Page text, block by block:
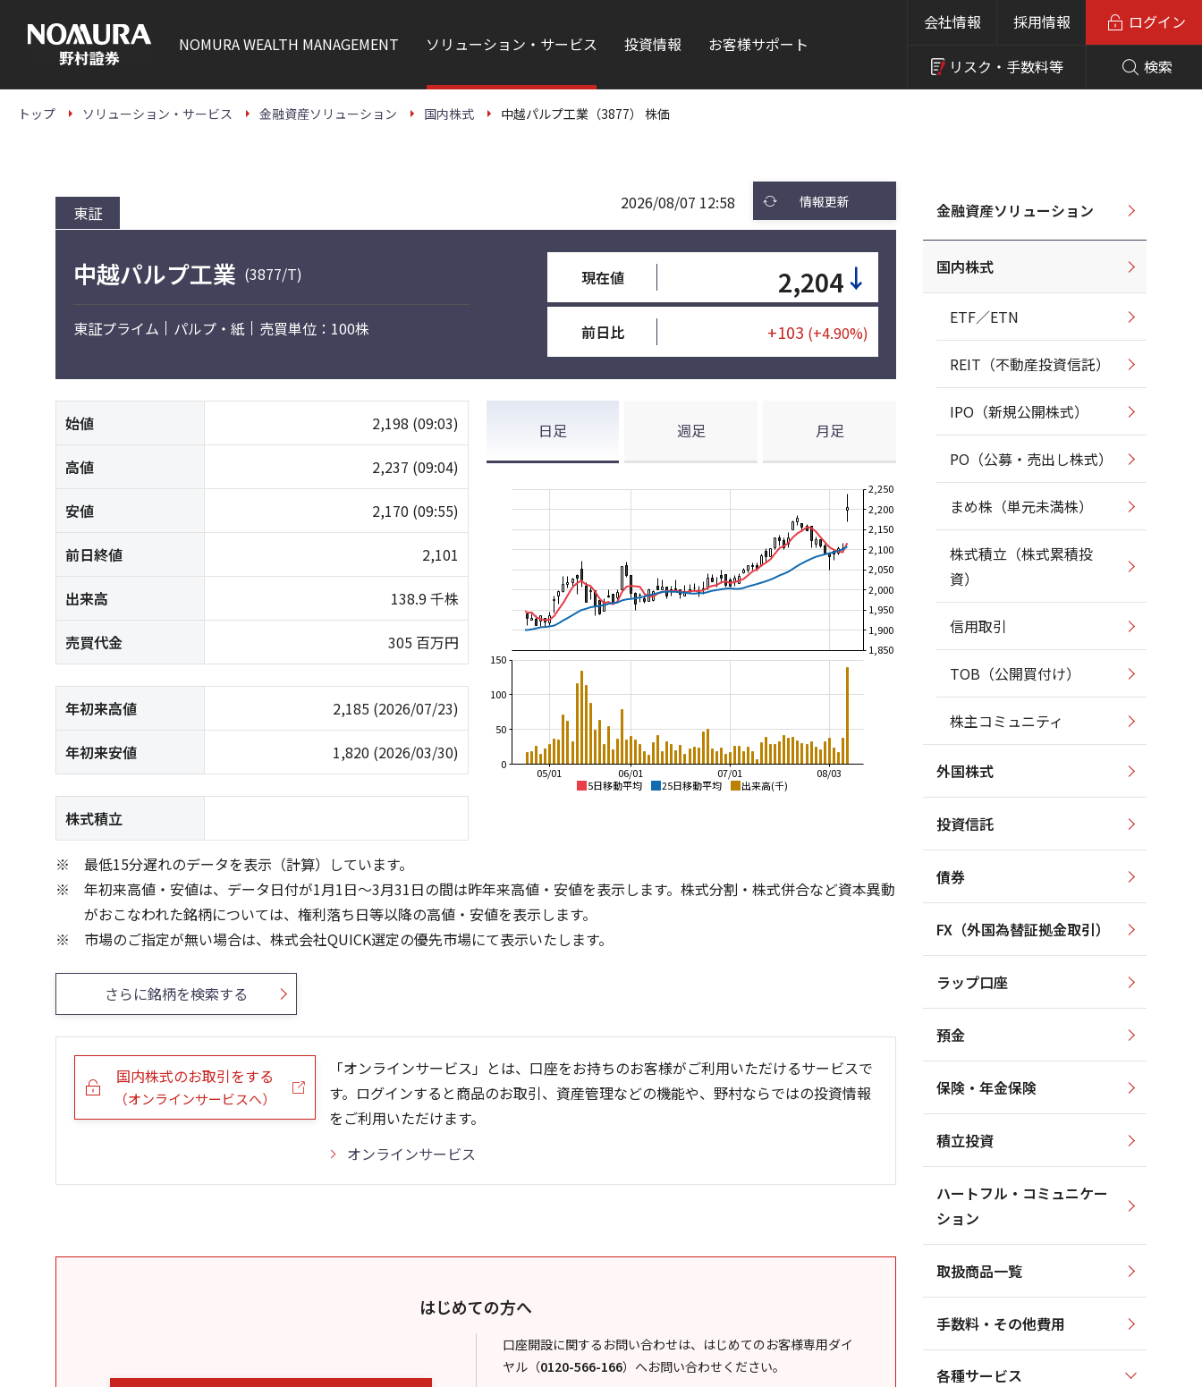
本
NOMURAWEALTH MANAGEMENT ソリューション・サービス 投資情報 お客様サポート
会社情報 採用情報
リスク・ 手数料等 検索
ログイン
トップ ソリューション・サービス 金融資産ソリューション 国内株式 中越パルプ工業（3877） 株価
東証 2026/08/07 12:58 情報更新
中越パルプ工業 (3877/T)
東証プライム パルプ・紙 売買単位：100株
現在値 2,204 ↓
前日比 +103 (+4.90%)
始値 2,198 (09:03)
高値 2,237 (09:04)
安値 2,170 (09:55)
前日終値 2,101
出来高 138.9 千株
売買代金 305 百万円
年初来高値 2,185 (2026/07/23)
年初来安値 1,820 (2026/03/30)
株式積立
日足 週足 月足
5日移動平均 25日移動平均 出来高(千)
08/03
07/01
06/01
05/01
1,850
1,900
1,950
2,000
2,050
2,100
2,150
2,200
2,250
0
50
100
150
0
50
1,600
0
最低15分遅れのデータを表示（計算）しています。
年初来高値・安値は、データ日付が1月1日～3月31日の間は昨年来高値・安値を表示します。株式分割・株式併合など資本異動
がおこなわれた銘柄については、権利落ち日等以降の高値・安値を表示します。
市場のご指定が無い場合は、株式会社QUICK選定の優先市場にて表示いたします。
さらに銘柄を検索する
国内株式のお取引をする
（オンラインサービスへ）
「オンラインサービス」とは、口座をお持ちのお客様がご利用いただけるサービスで
す。ログインすると商品のお取引、資産管理などの機能や、野村ならではの投資情報
をご利用いただけます。
オンラインサービス
はじめての方へ
口座開設に関するお問い合わせは、はじめてのお客様専用ダイ
ヤル （0120-566-166） へお問い合わせください。
金融資産ソリューション
国内株式
ETF／ETN
REIT（不動産投資信託）
IPO（新規公開株式）
PO（公募・売出し株式）
まめ株（単元未満株）
株式積立（株式累積投
資）
信用取引
TOB（公開買付け）
株主コミュニティ
外国株式
投資信託
債券
FX（外国為替証拠金取引）
ラップ口座
預金
保険・年金保険
積立投資
ハートフル・コミュニケー
ション
取扱商品一覧
手数料・その他費用
各種サービス